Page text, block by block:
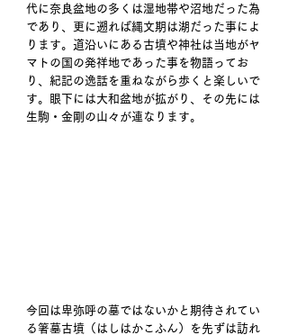
代に奈良盆地の多くは湿地帯や沼地だった為
であり、更に遡れば縄文期は湖だった事によ
ります。道沿いにある古墳や神社は当地がヤ
マトの国の発祥地であった事を物語ってお
り、紀記の逸話を重ねながら歩くと楽しいで
す。眼下には大和盆地が拡がり、その先には
生駒・金剛の山々が連なります。
今回は卑弥呼の墓ではないかと期待されてい
る箸墓古墳（はしはかこふん）を先ずは訪れ